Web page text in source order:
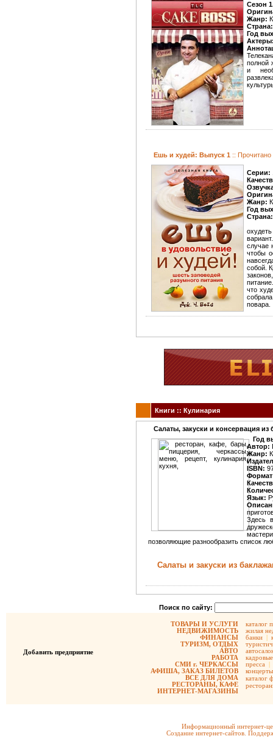
Сезон
Жанр:
Страна:
Год
полной
и
Ешь и худей: Выпуск 1 :: Прочитано
Серии:
Жанр:
Год
Страна:
случае
чтобы
собой.
что
повара.
Книги :: Кулинария
Салаты, закуски и консервация из
Год
Автор:
Жанр:
ISBN:
Язык:
Здесь
позволяющие разнообразить список
Салаты и закуски из
Поиск по сайту:
Добавить предприятие
ТОВАРЫ И УСЛУГИ
НЕДВИЖИМОСТЬ
ФИНАНСЫ
ТУРИЗМ, ОТДЫХ
АВТО
РАБОТА
СМИ г. ЧЕРКАССЫ
АФИША, ЗАКАЗ БИЛЕТОВ
ВСЕ ДЛЯ ДОМА
РЕСТОРАНЫ, КАФЕ
ИНТЕРНЕТ-МАГАЗИНЫ
каталог
жилая
банки |
пресса |
концерты
каталог
Информационный интернет-
Создание интернет-сайтов.